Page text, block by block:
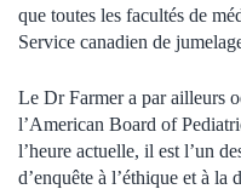
que toutes les facultés de
Service canadien de
Le Dr Farmer a par ailleurs
l’American Board of
l’heure actuelle, il est l’un
d’enquête à l’éthique et à